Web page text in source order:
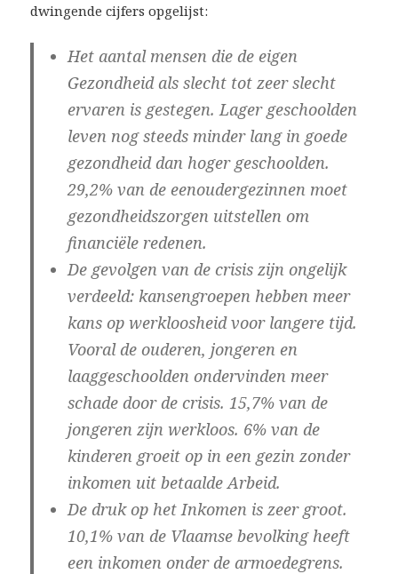
dwingende cijfers opgelijst:
Het aantal mensen die de eigen
Gezondheid als slecht tot zeer slecht
ervaren is gestegen. Lager geschoolden
leven nog steeds minder lang in goede
gezondheid dan hoger geschoolden.
29,2% van de eenoudergezinnen moet
gezondheidszorgen uitstellen om
financiële redenen.
De gevolgen van de crisis zijn ongelijk
verdeeld: kansengroepen hebben meer
kans op werkloosheid voor langere tijd.
Vooral de ouderen, jongeren en
laaggeschoolden ondervinden meer
schade door de crisis. 15,7% van de
jongeren zijn werkloos. 6% van de
kinderen groeit op in een gezin zonder
inkomen uit betaalde Arbeid.
De druk op het Inkomen is zeer groot.
10,1% van de Vlaamse bevolking heeft
een inkomen onder de armoedegrens.